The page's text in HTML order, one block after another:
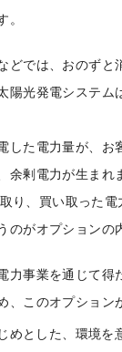
。
どでは、おのずと
陽光発電システム
した電力量が、お
余剰電力が生まれ
り、買い取った電
のがオプションの
力事業を通じて得
、このオプション
めとした、環境を